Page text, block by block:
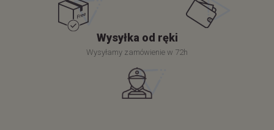
Wysyłka od ręki
Wysyłamy zamówienie w 72h